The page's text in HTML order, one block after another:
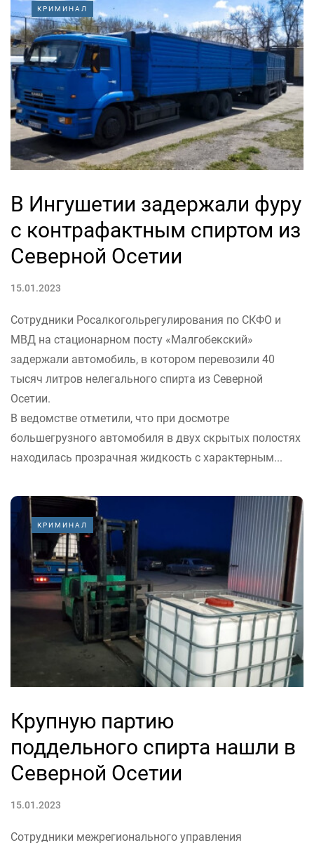
КРИМИНАЛ
В Ингушетии задержали фуру
с контрафактным спиртом из
Северной Осетии
15.01.2023
Сотрудники Росалкогольрегулирования по СКФО и
МВД на стационарном посту «Малгобекский»
задержали автомобиль, в котором перевозили 40
тысяч литров нелегального спирта из Северной
Осетии.
В ведомстве отметили, что при досмотре
большегрузного автомобиля в двух скрытых полостях
находилась прозрачная жидкость с характерным...
КРИМИНАЛ
Крупную партию
поддельного спирта нашли в
Северной Осетии
15.01.2023
Сотрудники межрегионального управления